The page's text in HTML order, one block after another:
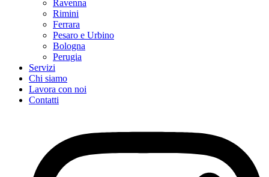
Ravenna
Rimini
Ferrara
Pesaro e Urbino
Bologna
Perugia
Servizi
Chi siamo
Lavora con noi
Contatti